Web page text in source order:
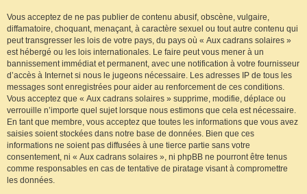
Vous acceptez de ne pas publier de contenu abusif, obscène, vulgaire,
diffamatoire, choquant, menaçant, à caractère sexuel ou tout autre contenu qui
peut transgresser les lois de votre pays, du pays où « Aux cadrans solaires »
est hébergé ou les lois internationales. Le faire peut vous mener à un
bannissement immédiat et permanent, avec une notification à votre fournisseur
d’accès à Internet si nous le jugeons nécessaire. Les adresses IP de tous les
messages sont enregistrées pour aider au renforcement de ces conditions.
Vous acceptez que « Aux cadrans solaires » supprime, modifie, déplace ou
verrouille n’importe quel sujet lorsque nous estimons que cela est nécessaire.
En tant que membre, vous acceptez que toutes les informations que vous avez
saisies soient stockées dans notre base de données. Bien que ces
informations ne soient pas diffusées à une tierce partie sans votre
consentement, ni « Aux cadrans solaires », ni phpBB ne pourront être tenus
comme responsables en cas de tentative de piratage visant à compromettre
les données.